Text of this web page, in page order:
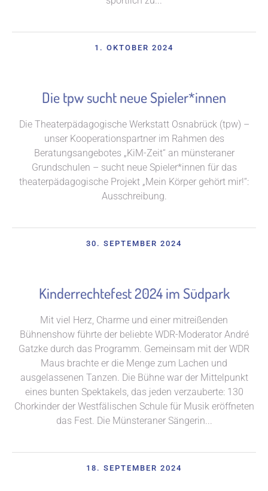
1. OKTOBER 2024
Die tpw sucht neue Spieler*innen
Die Theaterpädagogische Werkstatt Osnabrück (tpw) –
unser Kooperationspartner im Rahmen des
Beratungsangebotes „KiM-Zeit“ an münsteraner
Grundschulen – sucht neue Spieler*innen für das
theaterpädagogische Projekt „Mein Körper gehört mir!“:
Ausschreibung.
30. SEPTEMBER 2024
Kinderrechtefest 2024 im Südpark
Mit viel Herz, Charme und einer mitreißenden
Bühnenshow führte der beliebte WDR-Moderator André
Gatzke durch das Programm. Gemeinsam mit der WDR
Maus brachte er die Menge zum Lachen und
ausgelassenen Tanzen. Die Bühne war der Mittelpunkt
eines bunten Spektakels, das jeden verzauberte: 130
Chorkinder der Westfälischen Schule für Musik eröffneten
das Fest. Die Münsteraner Sängerin...
18. SEPTEMBER 2024